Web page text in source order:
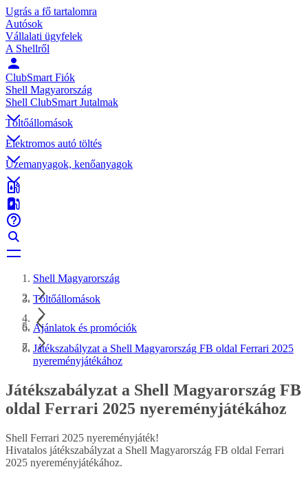
Ugrás a fő tartalomra
Autósok
Vállalati ügyfelek
A Shellről
ClubSmart Fiók
Shell Magyarország
Shell ClubSmart Jutalmak
Töltőállomások
Elektromos autó töltés
Üzemanyagok, kenőanyagok
Shell Magyarország
Töltőállomások
Ajánlatok és promóciók
Játékszabályzat a Shell Magyarország FB oldal Ferrari 2025
nyereményjátékához
Játékszabályzat a Shell Magyarország FB
oldal Ferrari 2025 nyereményjátékához
Shell Ferrari 2025 nyereményjáték!
Hivatalos játékszabályzat a Shell Magyarország FB oldal Ferrari
2025 nyereményjátékához.